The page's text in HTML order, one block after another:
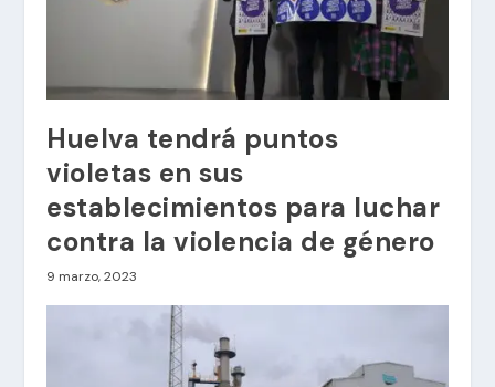
Huelva tendrá puntos
violetas en sus
establecimientos para luchar
contra la violencia de género
9 marzo, 2023